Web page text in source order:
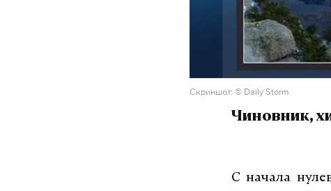
Скриншот: © Daily Storm
Чиновник,
С начала